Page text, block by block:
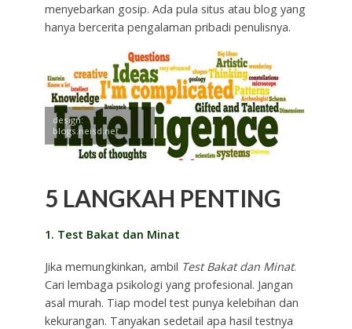
menyebarkan gosip. Ada pula situs atau blog yang
hanya bercerita pengalaman pribadi penulisnya.
design:
blogs.neisd.net
5 LANGKAH PENTING
1. Test Bakat dan Minat
Jika memungkinkan, ambil Test Bakat dan Minat.
Cari lembaga psikologi yang profesional. Jangan
asal murah. Tiap model test punya kelebihan dan
kekurangan. Tanyakan sedetail apa hasil testnya